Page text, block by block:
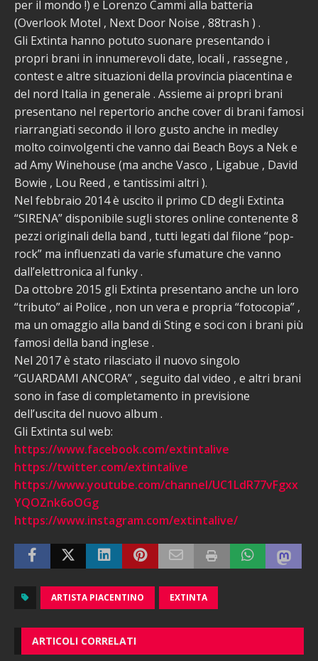
per il mondo !) e Lorenzo Cammi alla batteria
(Overlook Motel , Next Door Noise , 88trash ) .
Gli Extinta hanno potuto suonare presentando i
propri brani in innumerevoli date, locali , rassegne ,
contest e altre situazioni della provincia piacentina e
del nord Italia in generale . Assieme ai propri brani
presentano nel repertorio anche cover di brani famosi
riarrangiati secondo il loro gusto anche in medley
molto coinvolgenti che vanno dai Beach Boys a Nek e
ad Amy Winehouse (ma anche Vasco , Ligabue , David
Bowie , Lou Reed , e tantissimi altri ).
Nel febbraio 2014 è uscito il primo CD degli Extinta
“SIRENA” disponibile sugli stores online contenente 8
pezzi originali della band , tutti legati dal filone “pop-
rock” ma influenzati da varie sfumature che vanno
dall’elettronica al funky .
Da ottobre 2015 gli Extinta presentano anche un loro
“tributo” ai Police , non un vera e propria “fotocopia” ,
ma un omaggio alla band di Sting e soci con i brani più
famosi della band inglese .
Nel 2017 è stato rilasciato il nuovo singolo
“GUARDAMI ANCORA” , seguito dal video , e altri brani
sono in fase di completamento in previsione
dell’uscita del nuovo album .
Gli Extinta sul web:
https://www.facebook.com/extintalive
https://twitter.com/extintalive
https://www.youtube.com/channel/UC1LdR77vFgxx
YQOZnk6oOGg
https://www.instagram.com/extintalive/
ARTISTA PIACENTINO EXTINTA
ARTICOLI CORRELATI